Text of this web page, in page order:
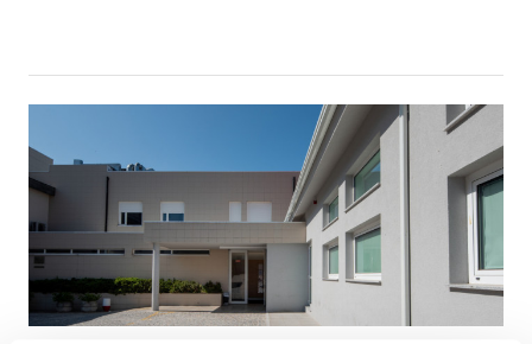
Accepte
Patients porteurs du VIH
Patients porteurs de l’hépatite B
Patients porteurs de l’hépatite C